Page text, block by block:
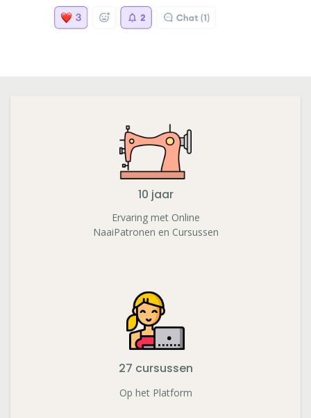
10 jaar
Ervaring met Online
NaaiPatronen en Cursussen
27 cursussen
Op het Platform